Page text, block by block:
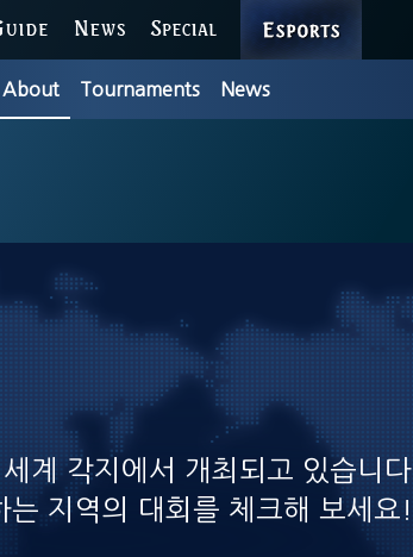
NEWS SPECIAL
About Tournaments News
계 각지에서 개최되고 있습니다.
는 지역의 대회를 체크해 보세요!